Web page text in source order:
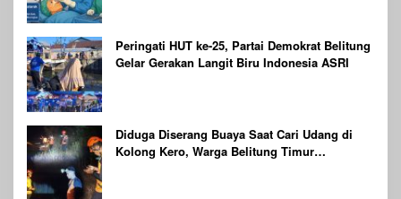
Peringati HUT ke-25, Partai Demokrat Belitung
Gelar Gerakan Langit Biru Indonesia ASRI
Diduga Diserang Buaya Saat Cari Udang di
Kolong Kero, Warga Belitung Timur